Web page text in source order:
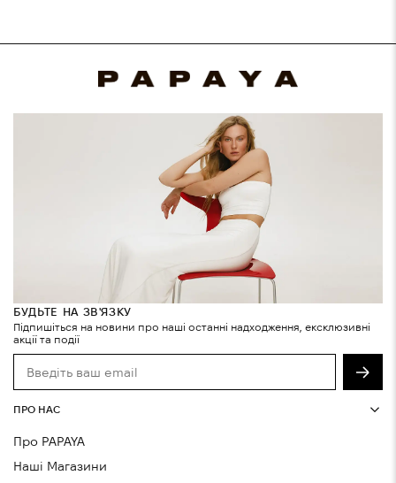
БУДЬТЕ НА ЗВ'ЯЗКУ
Підпишіться на новини про наші останні надходження, ексклюзивні
акції та події
ПРО НАС
Про PAPAYA
Наші Магазини